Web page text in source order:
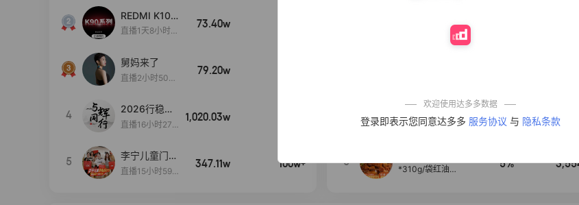
欢迎使用达多多数据
登录即表示您同意达多多 服务协议 与 隐私条款
REDMI K100
Pro系列新品
启！
直播1天8小时3
73.40w
舅妈来了
直播2小时50分
79.20w
4
2026行稳致
远
直播16小时27
1,020.03w
5
李宁儿童门店
爆款赤兔8pr
直播15小时59
347.11w 100w+
净厨房油烟机去
重油污去油王污
免煮开袋即食劲
艾草抽绳式免撕
垃圾袋大号特厚
50% 3,640
5
*310g/袋红油麻
5%